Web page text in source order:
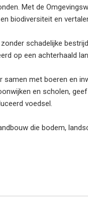
Met de
biodiversiteit en
schadelijke
op een achterhaald
met boeren en
en scholen,
voedsel.
die bodem,